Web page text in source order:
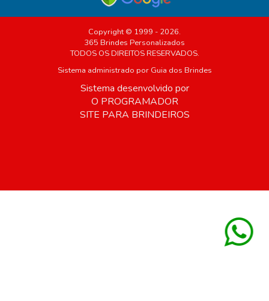
Copyright © 1999 - 2026.
365 Brindes Personalizados
TODOS OS DIREITOS RESERVADOS.
Sistema administrado por Guia dos Brindes
Sistema desenvolvido por
O PROGRAMADOR
SITE PARA BRINDEIROS